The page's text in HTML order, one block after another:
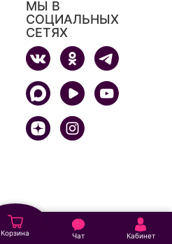
МЫ В
СОЦИАЛЬНЫХ
СЕТЯХ
Корзина Чат Кабинет